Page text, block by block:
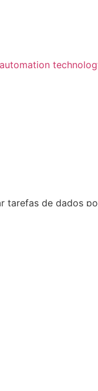
tarefas de dados